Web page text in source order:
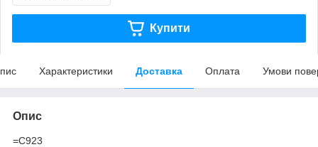
Купити
Характеристики Доставка Оплата Умови
Опис
=C923